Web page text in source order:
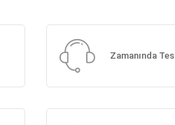
Zamanında